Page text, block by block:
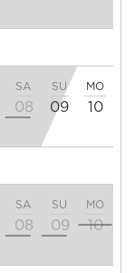
SA
08
SU
09
MO
10
SA
08
SU
09
MO
10